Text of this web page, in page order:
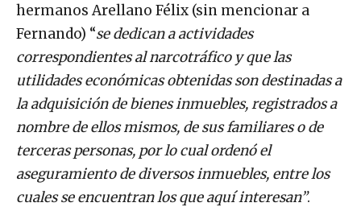
hermanos Arellano Félix (sin mencionar a
Fernando) “se dedican a actividades
correspondientes al narcotráfico y que las
utilidades económicas obtenidas son destinadas a
la adquisición de bienes inmuebles, registrados a
nombre de ellos mismos, de sus familiares o de
terceras personas, por lo cual ordenó el
aseguramiento de diversos inmuebles, entre los
cuales se encuentran los que aquí interesan”.